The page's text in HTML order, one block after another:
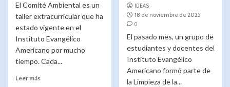
El Comité Ambiental es un
taller extracurricular que ha
estado vigente en el
Instituto Evangélico
Americano por mucho
tiempo. Cada...
Leer más
IDEAS
18 de noviembre de 2025
0
El pasado mes, un grupo de
estudiantes y docentes del
Instituto Evangélico
Americano formó parte de
la Limpieza de la...